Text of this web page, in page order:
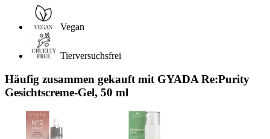
Vegan
Tierversuchsfrei
Häufig zusammen gekauft mit GYADA Re:Purity
Gesichtscreme-Gel, 50 ml